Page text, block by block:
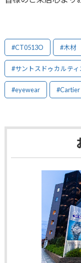
#CT0513O #木材
#サントスドゥカルティ
#eyewear #Cartier